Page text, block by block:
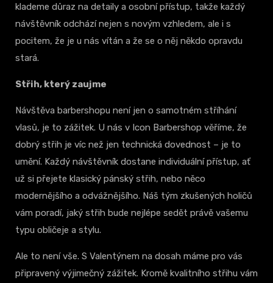
klademe důraz na detaily a osobní přístup, takže každý
návštěvník odchází nejen s novým vzhledem, ale i s
pocitem, že je u nás vítán a že se o něj někdo opravdu
stará.
Střih, který zaujme
Návštěva barbershopu není jen o samotném stříhání
vlasů, je to zážitek. U nás v Icon Barbershop věříme, že
dobrý střih je víc než jen technická dovednost – je to
umění. Každý návštěvník dostane individuální přístup, ať
už si přejete klasický pánský střih, nebo něco
modernějšího a odvážnějšího. Náš tým zkušených holičů
vám poradí, jaký střih bude nejlépe sedět právě vašemu
typu obličeje a stylu.
Ale to není vše. S Valentýnem na dosah máme pro vás
připravený výjimečný zážitek. Kromě kvalitního střihu vám